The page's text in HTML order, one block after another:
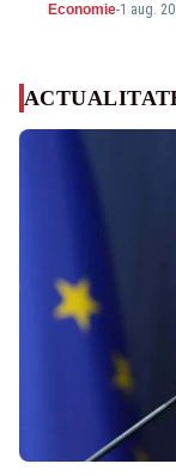
Economie-1 aug.